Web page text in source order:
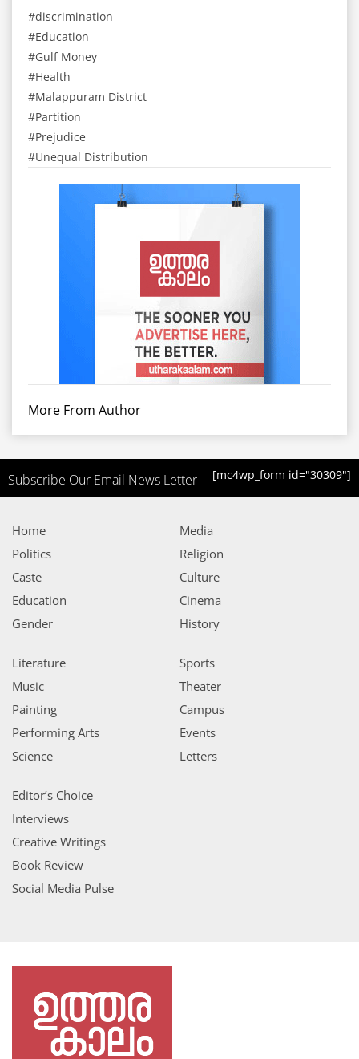
discrimination
Education
Gulf Money
Health
Malappuram District
Partition
Prejudice
Unequal Distribution
More From Author
Subscribe Our Email News Letter [mc4wp_form id="30309"]
Home
Politics
Caste
Education
Gender
Media
Religion
Culture
Cinema
History
Literature
Music
Painting
Performing Arts
Science
Sports
Theater
Campus
Events
Letters
Editor’s Choice
Interviews
Creative Writings
Book Review
Social Media Pulse